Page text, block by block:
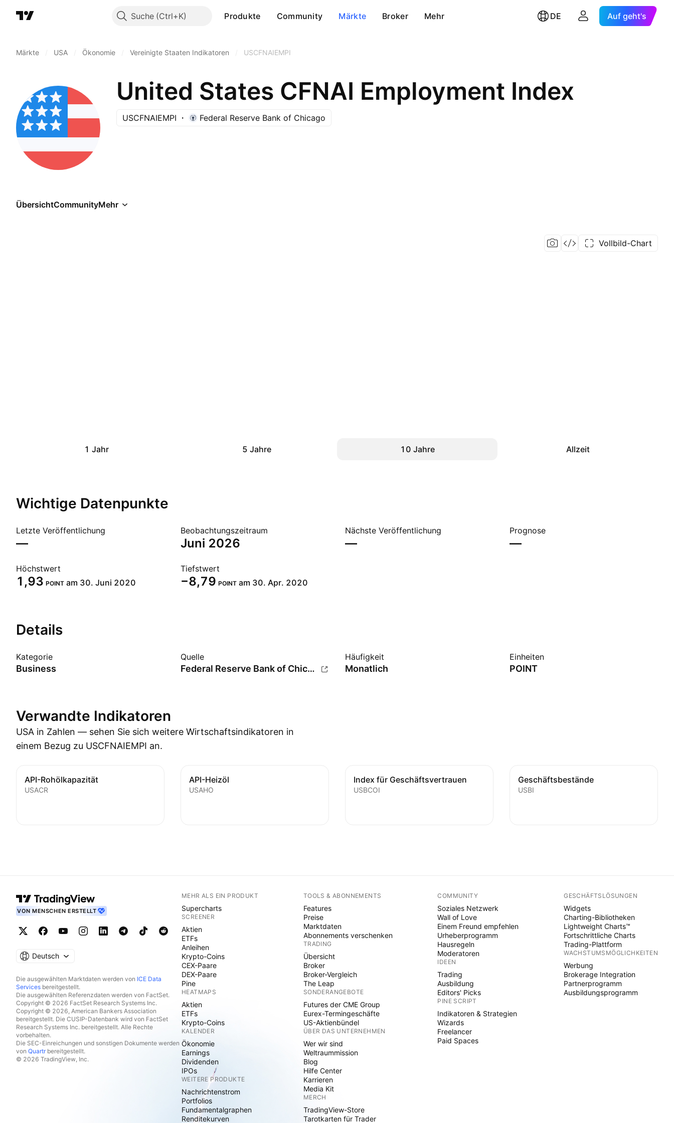
Suche Produkte Community Märkte Broker Mehr DE Auf geht's
Märkte USA Ökonomie Vereinigte Staaten Indikatoren USCFNAIEMPI
United States CFNAI Employment Index
USCFNAIEMPI Federal Reserve Bank of Chicago
ÜbersichtCommunityMehr
Vollbild-Chart
1 Jahr 5 Jahre 10 Jahre Allzeit
Wichtige Datenpunkte
Letzte Veröffentlichung
—
Beobachtungszeitraum
Juni 2026
Nächste Veröffentlichung
—
Prognose
—
Höchstwert
1,93 POINT am 30. Juni 2020
Tiefstwert
−8,79 POINT am 30. Apr. 2020
Details
Kategorie
Business
Quelle
Federal Reserve Bank of Chicago
Häufigkeit
Monatlich
Einheiten
POINT
Verwandte Indikatoren
USA in Zahlen — sehen Sie sich weitere Wirtschaftsindikatoren in
einem Bezug zu USCFNAIEMPI an.
API-Rohölkapazität
USACR
API-Heizöl
USAHO
Index für Geschäftsvertrauen
USBCOI
Geschäftsbestände
USBI
VON MENSCHEN ERSTELLT
Deutsch
Die ausgewählten Marktdaten werden von ICE Data
Services bereitgestellt.
Die ausgewählten Referenzdaten werden von FactSet.
Copyright © 2026 FactSet Research Systems Inc.
Copyright © 2026, American Bankers Association
bereitgestellt. Die CUSIP-Datenbank wird von FactSet
Research Systems Inc. bereitgestellt. Alle Rechte
vorbehalten.
Die SEC-Einreichungen und sonstigen Dokumente werden
von Quartrbereitgestellt.
© 2026 TradingView, Inc.
MEHR ALS EIN PRODUKT
Supercharts
SCREENER
Aktien
ETFs
Anleihen
Krypto-Coins
CEX-Paare
DEX-Paare
Pine
HEATMAPS
Aktien
ETFs
Krypto-Coins
KALENDER
Ökonomie
Earnings
Dividenden
IPOs
WEITERE PRODUKTE
Nachrichtenstrom
Portfolios
Fundamentalgraphen
Renditekurven
TOOLS & ABONNEMENTS
Features
Preise
Marktdaten
Abonnements verschenken
TRADING
Übersicht
Broker
Broker-Vergleich
The Leap
SONDERANGEBOTE
Futures der CME Group
Eurex-Termingeschäfte
US-Aktienbündel
ÜBER DAS UNTERNEHMEN
Wer wir sind
Weltraummission
Blog
Hilfe Center
Karrieren
Media Kit
MERCH
TradingView-Store
Tarotkarten für Trader
COMMUNITY
Soziales Netzwerk
Wall of Love
Einem Freund empfehlen
Urheberprogramm
Hausregeln
Moderatoren
IDEEN
Trading
Ausbildung
Editors' Picks
PINE SCRIPT
Indikatoren & Strategien
Wizards
Freelancer
Paid Spaces
GESCHÄFTSLÖSUNGEN
Widgets
Charting-Bibliotheken
Lightweight Charts™
Fortschrittliche Charts
Trading-Plattform
WACHSTUMSMÖGLICHKEITEN
Werbung
Brokerage Integration
Partnerprogramm
Ausbildungsprogramm